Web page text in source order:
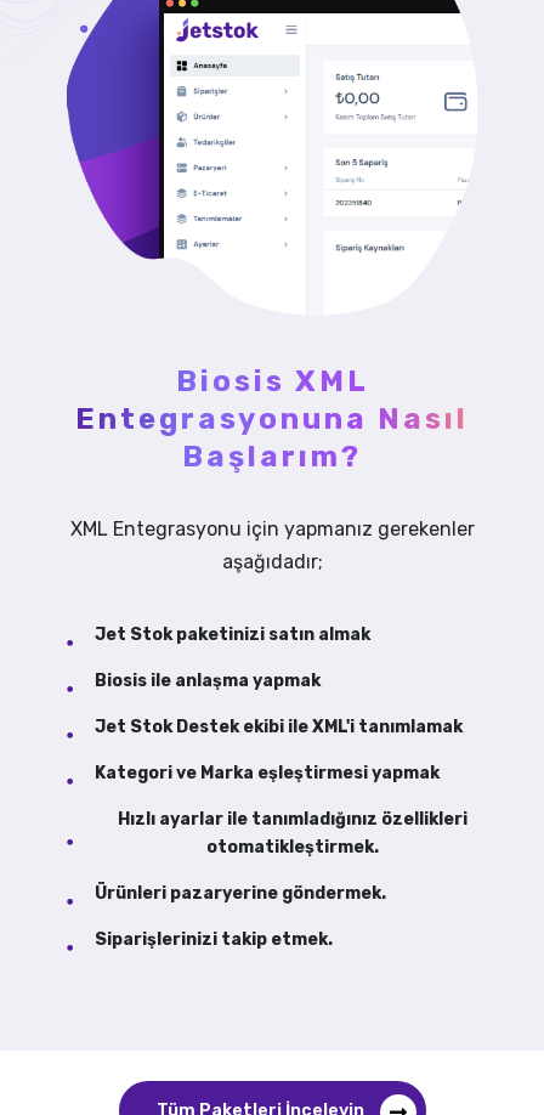
Biosis XML
Entegrasyonuna Nasıl
Başlarım?
XML Entegrasyonu için yapmanız gerekenler
aşağıdadır;
Jet Stok paketinizi satın almak
Biosis ile anlaşma yapmak
Jet Stok Destek ekibi ile XML'i tanımlamak
Kategori ve Marka eşleştirmesi yapmak
Hızlı ayarlar ile tanımladığınız özellikleri
otomatikleştirmek.
Ürünleri pazaryerine göndermek.
Siparişlerinizi takip etmek.
Tüm Paketleri İnceleyin